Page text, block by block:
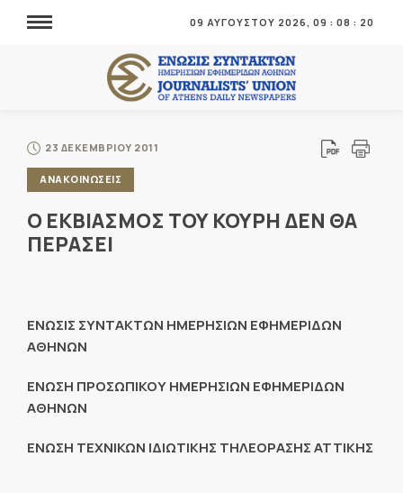
09 ΑΥΓΟΥΣΤΟΥ 2026, 09 : 08 : 20
23 ΔΕΚΕΜΒΡΙΟΥ 2011
ΑΝΑΚΟΙΝΩΣΕΙΣ
Ο ΕΚΒΙΑΣΜΟΣ ΤΟΥ ΚΟΥΡΗ ΔΕΝ ΘΑ
ΠΕΡΑΣΕΙ
ΕΝΩΣΙΣ ΣΥΝΤΑΚΤΩΝ ΗΜΕΡΗΣΙΩΝ ΕΦΗΜΕΡΙΔΩΝ
ΑΘΗΝΩΝ
ΕΝΩΣΗ ΠΡΟΣΩΠΙΚΟΥ ΗΜΕΡΗΣΙΩΝ ΕΦΗΜΕΡΙΔΩΝ
ΑΘΗΝΩΝ
ΕΝΩΣΗ ΤΕΧΝΙΚΩΝ ΙΔΙΩΤΙΚΗΣ ΤΗΛΕΟΡΑΣΗΣ ΑΤΤΙΚΗΣ